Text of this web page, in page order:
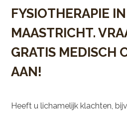
FYSIOTHERAPIE IN
MAASTRICHT.
GRATIS MEDISCH
AAN!
Heeft u lichamelijk klachten,